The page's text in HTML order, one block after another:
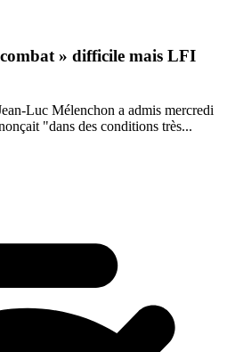
» difficile mais LFI
Luc Mélenchon a admis mercredi
"dans des conditions très...